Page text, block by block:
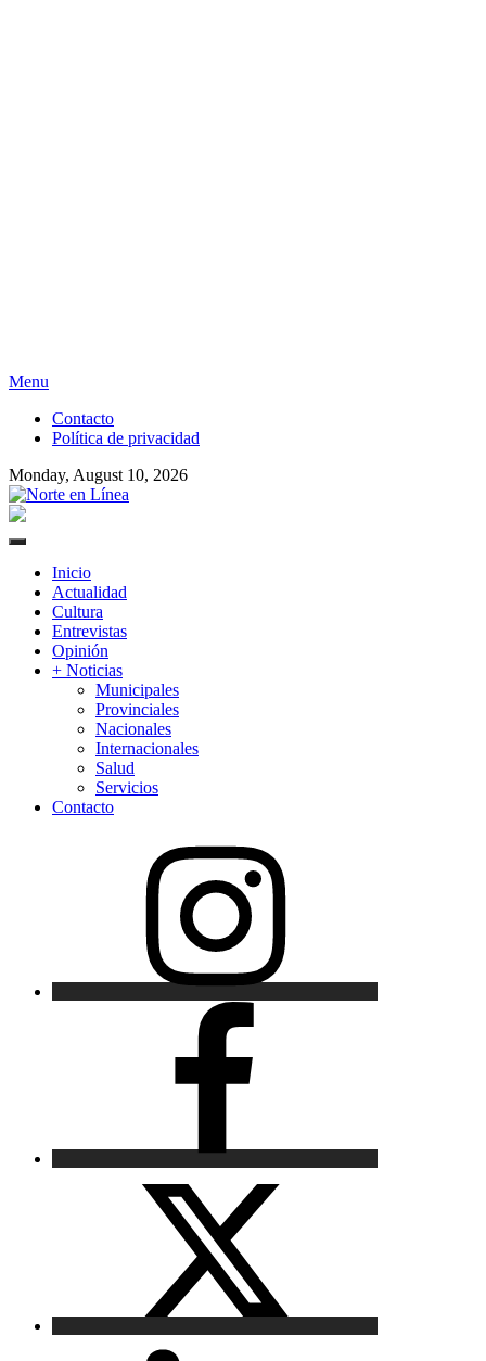
Skip
content
Menu
Contacto
Política de privacidad
Monday, August 10, 2026
Primary
Inicio
Actualidad
Cultura
Entrevistas
Opinión
+ Noticias
Municipales
Provinciales
Nacionales
Internacionales
Salud
Servicios
Contacto